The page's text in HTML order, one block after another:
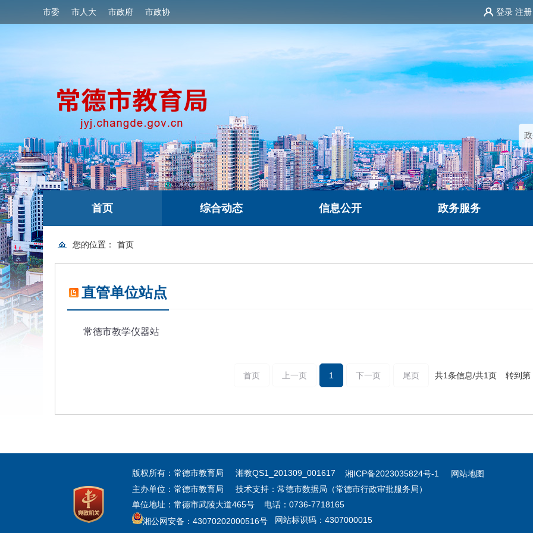
市委 市人大 市政府 市政协 登录 注册
首页 综合动态 信息公开 政务服务
您的位置： 首页
直管单位站点
常德市教学仪器站
首页 上一页 1 下一页 尾页 共1条信息/共1页 转到第
版权所有：常德市教育局 湘教QS1_201309_001617 湘ICP备2023035824号-1
网站地图
主办单位：常德市教育局 技术支持：常德市数据局（常德市行政审批服务局）
单位地址：常德市武陵大道465号 电话：0736-7718165
湘公网安备：43070202000516号 网站标识码：4307000015